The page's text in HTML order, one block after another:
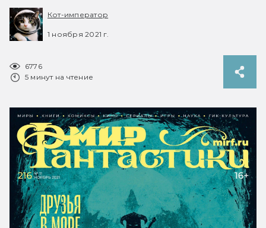
Кот-император
1 ноября 2021 г.
6776
5 минут на чтение